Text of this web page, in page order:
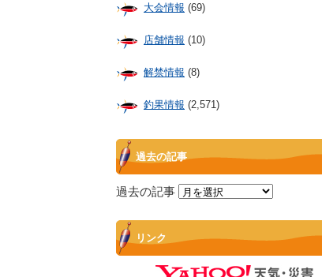
大会情報 (69)
店舗情報 (10)
解禁情報 (8)
釣果情報 (2,571)
過去の記事
過去の記事
リンク